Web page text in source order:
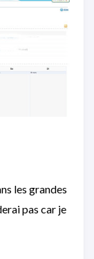
les grandes
pas car je